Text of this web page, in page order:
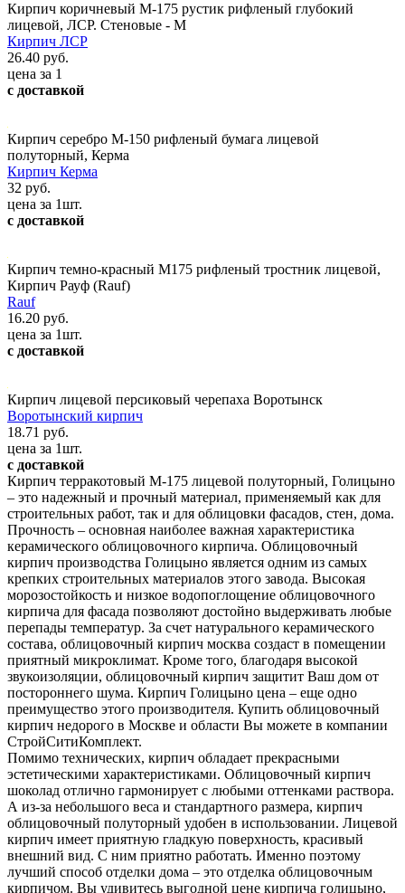
Кирпич коричневый М-175 рустик рифленый глубокий
лицевой, ЛСР. Стеновые - М
Кирпич ЛСР
26.40 руб.
цена за 1
с доставкой
Кирпич серебро М-150 рифленый бумага лицевой
полуторный, Керма
Кирпич Керма
32 руб.
цена за 1шт.
с доставкой
Кирпич темно-красный М175 рифленый тростник лицевой,
Кирпич Рауф (Rauf)
Rauf
16.20 руб.
цена за 1шт.
с доставкой
Кирпич лицевой персиковый черепаха Воротынск
Воротынский кирпич
18.71 руб.
цена за 1шт.
с доставкой
Кирпич терракотовый М-175 лицевой полуторный, Голицыно
– это надежный и прочный материал, применяемый как для
строительных работ, так и для облицовки фасадов, стен, дома.
Прочность – основная наиболее важная характеристика
керамического облицовочного кирпича. Облицовочный
кирпич производства Голицыно является одним из самых
крепких строительных материалов этого завода. Высокая
морозостойкость и низкое водопоглощение облицовочного
кирпича для фасада позволяют достойно выдерживать любые
перепады температур. За счет натурального керамического
состава, облицовочный кирпич москва создаст в помещении
приятный микроклимат. Кроме того, благодаря высокой
звукоизоляции, облицовочный кирпич защитит Ваш дом от
постороннего шума. Кирпич Голицыно цена – еще одно
преимущество этого производителя. Купить облицовочный
кирпич недорого в Москве и области Вы можете в компании
СтройСитиКомплект.
Помимо технических, кирпич обладает прекрасными
эстетическими характеристиками. Облицовочный кирпич
шоколад отлично гармонирует с любыми оттенками раствора.
А из-за небольшого веса и стандартного размера, кирпич
облицовочный полуторный удобен в использовании. Лицевой
кирпич имеет приятную гладкую поверхность, красивый
внешний вид. С ним приятно работать. Именно поэтому
лучший способ отделки дома – это отделка облицовочным
кирпичом. Вы удивитесь выгодной цене кирпича голицыно,